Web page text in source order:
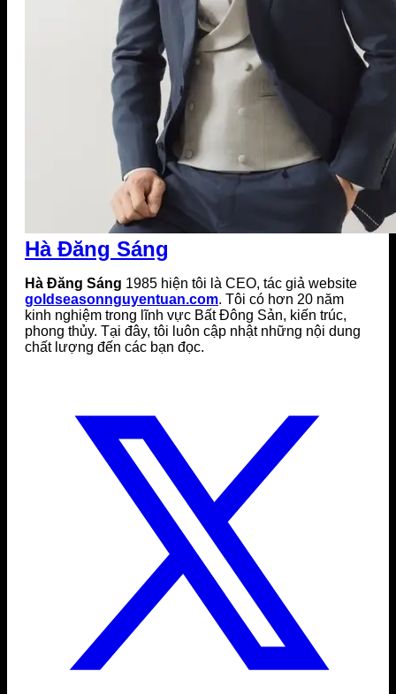
Hà Đăng Sáng
Hà Đăng Sáng 1985 hiện tôi là CEO, tác giả website
goldseasonnguyentuan.com. Tôi có hơn 20 năm
kinh nghiệm trong lĩnh vực Bất Đông Sản, kiến trúc,
phong thủy. Tại đây, tôi luôn cập nhật những nội dung
chất lượng đến các bạn đọc.